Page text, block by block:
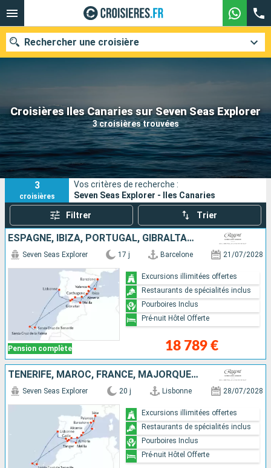
Croisières Iles Canaries sur Seven Seas Explorer
3 croisières trouvées
Rechercher une croisière
Nos destinations
Mois de départ
Ports Compagnies
Rechercher
3
croisières
Vos critères de recherche :
Seven Seas Explorer - Iles Canaries
Filtrer Trier
ESPAGNE, IBIZA, PORTUGAL, GIBRALTAR, MAROC, MAJORQUE, TENERIFE
Pension complète
Seven Seas Explorer 17 j Barcelone 21/07/2028
18 789 €
Excursions illimitées offertes
Restaurants de spécialités inclus
Pourboires Inclus
Pré-nuit Hôtel Offerte
TENERIFE, MAROC, FRANCE, MAJORQUE, GIBRALTAR, ESPAGNE, PORTUGAL
Seven Seas Explorer 20 j Lisbonne 28/07/2028
Excursions illimitées offertes
Restaurants de spécialités inclus
Pourboires Inclus
Pré-nuit Hôtel Offerte